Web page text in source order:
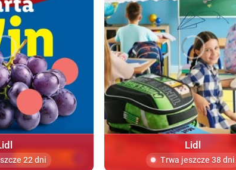
22 dni
Lidl
Trwa jeszcze 38 dni